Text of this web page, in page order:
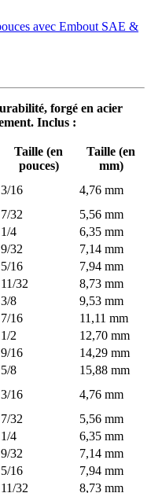
avec Embout SAE &
forgé en acier
Inclus :
Taille (en
pouces)
Taille (en
mm)
3/16
4,76 mm
7/32
5,56 mm
1/4
6,35 mm
9/32
7,14 mm
5/16
7,94 mm
11/32
8,73 mm
3/8
9,53 mm
7/16
11,11 mm
1/2
12,70 mm
9/16
14,29 mm
5/8
15,88 mm
3/16
4,76 mm
7/32
5,56 mm
1/4
6,35 mm
9/32
7,14 mm
5/16
7,94 mm
11/32
8,73 mm